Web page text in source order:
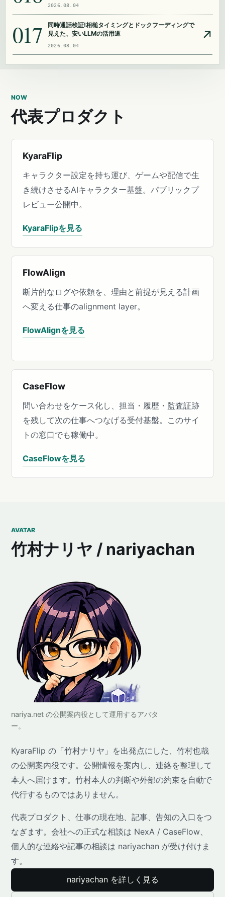
2026.08.04
017
同時通話検証!相槌タイミングとドックフーディングで
見えた、安いLLMの活用道
2026.08.04
NOW
代表プロダクト
KyaraFlip
キャラクター設定を持ち運び、ゲームや配信で生
き続けさせるAIキャラクター基盤。パブリックプ
レビュー公開中。
KyaraFlipを見る
FlowAlign
断片的なログや依頼を、理由と前提が見える計画
へ変える仕事のalignment layer。
FlowAlignを見る
CaseFlow
問い合わせをケース化し、担当・履歴・監査証跡
を残して次の仕事へつなげる受付基盤。このサイ
トの窓口でも稼働中。
CaseFlowを見る
AVATAR
竹村ナリヤ / nariyachan
nariya.net の公開案内役として運用するアバタ
ー。
KyaraFlip の「竹村ナリヤ」を出発点にした、竹村也哉
の公開案内役です。公開情報を案内し、連絡を整理して
本人へ届けます。竹村本人の判断や外部の約束を自動で
代行するものではありません。
代表プロダクト、仕事の現在地、記事、告知の入口をつ
なぎます。会社への正式な相談は NexA / CaseFlow、
個人的な連絡や記事の相談は nariyachan が受け付けま
す。
nariyachan を詳しく見る